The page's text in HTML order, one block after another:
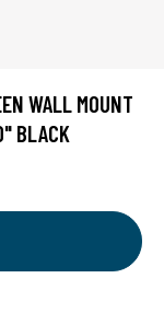
WALL MOUNT
BLACK